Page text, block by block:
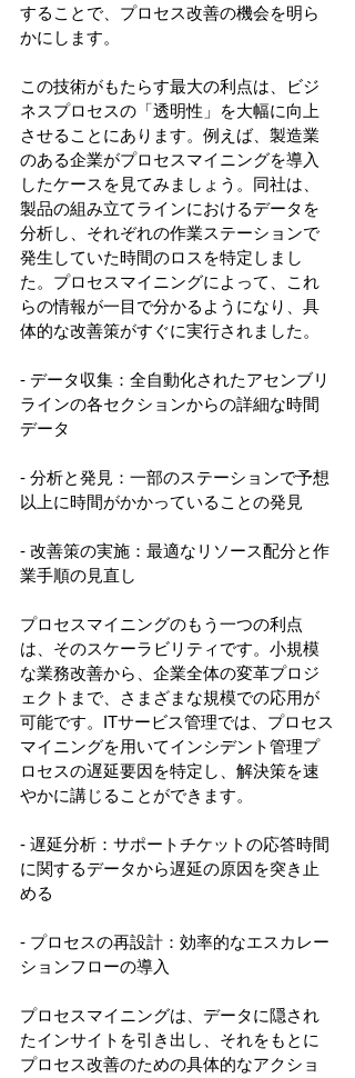
することで、プロセス改善の機会を明ら
かにします。
この技術がもたらす最大の利点は、ビジ
ネスプロセスの「透明性」を大幅に向上
させることにあります。例えば、製造業
のある企業がプロセスマイニングを導入
したケースを見てみましょう。同社は、
製品の組み立てラインにおけるデータを
分析し、それぞれの作業ステーションで
発生していた時間のロスを特定しまし
た。プロセスマイニングによって、これ
らの情報が一目で分かるようになり、具
体的な改善策がすぐに実行されました。
- データ収集：全自動化されたアセンブリ
ラインの各セクションからの詳細な時間
データ
- 分析と発見：一部のステーションで予想
以上に時間がかかっていることの発見
- 改善策の実施：最適なリソース配分と作
業手順の見直し
プロセスマイニングのもう一つの利点
は、そのスケーラビリティです。小規模
な業務改善から、企業全体の変革プロジ
ェクトまで、さまざまな規模での応用が
可能です。ITサービス管理では、プロセス
マイニングを用いてインシデント管理プ
ロセスの遅延要因を特定し、解決策を速
やかに講じることができます。
- 遅延分析：サポートチケットの応答時間
に関するデータから遅延の原因を突き止
める
- プロセスの再設計：効率的なエスカレー
ションフローの導入
プロセスマイニングは、データに隠され
たインサイトを引き出し、それをもとに
プロセス改善のための具体的なアクショ